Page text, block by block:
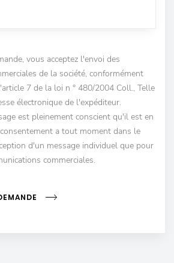
vous acceptez l'envoi des
de la société, conformément
7 de la loi n ° 480/2004 Coll., Telle
électronique de l'expéditeur.
est pleinement conscient qu'il est en
a tout moment dans le
d'un message individuel que pour
commerciales.